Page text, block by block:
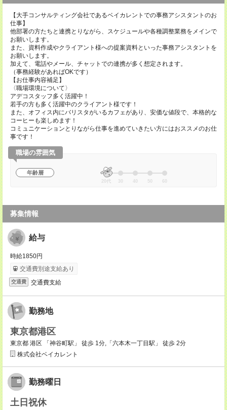
【大手コンサルティング会社であるベイカレントでの事務アシスタントのお
仕事】
他部署の方たちと連携とりながら、スケジュールや各種調整業務をメインで
お願いします。
また、資料作成やクライアント様への提案資料といった事務アシスタントを
お願いします。
加えて、電話やメール、チャットでの連携が多く想定されます。
（事務経験があればOKです）
【お仕事内容補足】
〈職場環境について〉
アデコスタッフ多く活躍中！
若手の方も多く活躍中のクライアント様です！
また、オフィス内にバリスタがいるカフェがあり、安価な値段で、本格的な
コーヒーも楽しめます！
コミュニケーションとりながら仕事を進めていきたい方にはおススメのお仕
事です！
職場の雰囲気
年齢層
20代 30 40 50 60
募集情報
給与
時給1850円
交通費別途支給あり
交通費 交通費支給
勤務地
東京都港区
東京都 港区 「神谷町駅」 徒歩 1分,「六本木一丁目駅」 徒歩 2分
株式会社ベイカレント
勤務曜日
土日祝休